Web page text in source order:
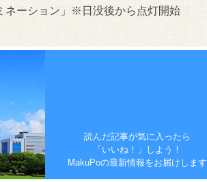
ネーション」※日没後から点灯開始
読んだ記事が気に入ったら
「いいね！」しよう！
MakuPoの最新情報をお届けします